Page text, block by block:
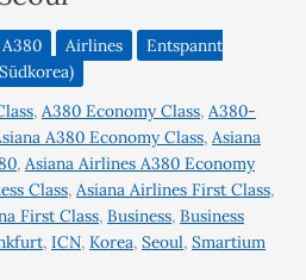
A380 Airlines
Entspannt
, A380 Economy Class, A380-
A380 Economy Class, Asiana
, Asiana Airlines A380 Economy
Class, Asiana Airlines First Class,
First Class, Business, Business
, ICN, Korea, Seoul, Smartium